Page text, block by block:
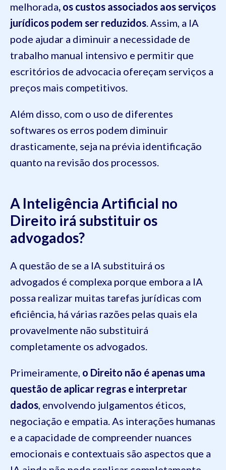
melhorada, os custos associados aos serviços
jurídicos podem ser reduzidos. Assim, a IA
pode ajudar a diminuir a necessidade de
trabalho manual intensivo e permitir que
escritórios de advocacia ofereçam serviços a
preços mais competitivos.
Além disso, com o uso de diferentes
softwares os erros podem diminuir
drasticamente, seja na prévia identificação
quanto na revisão dos processos.
A Inteligência Artificial no
Direito irá substituir os
advogados?
A questão de se a IA substituirá os
advogados é complexa porque embora a IA
possa realizar muitas tarefas jurídicas com
eficiência, há várias razões pelas quais ela
provavelmente não substituirá
completamente os advogados.
Primeiramente, o Direito não é apenas uma
questão de aplicar regras e interpretar
dados, envolvendo julgamentos éticos,
negociação e empatia. As interações humanas
e a capacidade de compreender nuances
emocionais e contextuais são aspectos que a